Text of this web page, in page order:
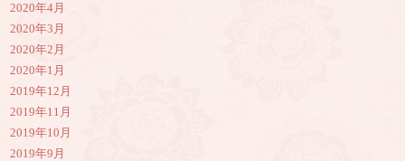
2020年4月
2020年3月
2020年2月
2020年1月
2019年12月
2019年11月
2019年10月
2019年9月